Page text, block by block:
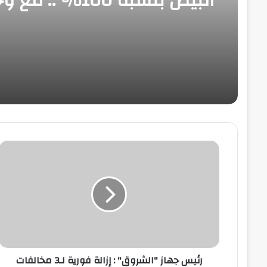
فائض للتصدير
رئيس
بناء
رئيس جهاز "الشروق" : إزالة فورية لـ3 مخالفات